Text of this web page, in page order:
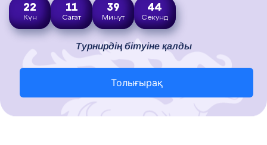
22
Күн
11
Сағат
39
Минут
43
Секунд
Турнирдің бітуіне қалды
Толығырақ